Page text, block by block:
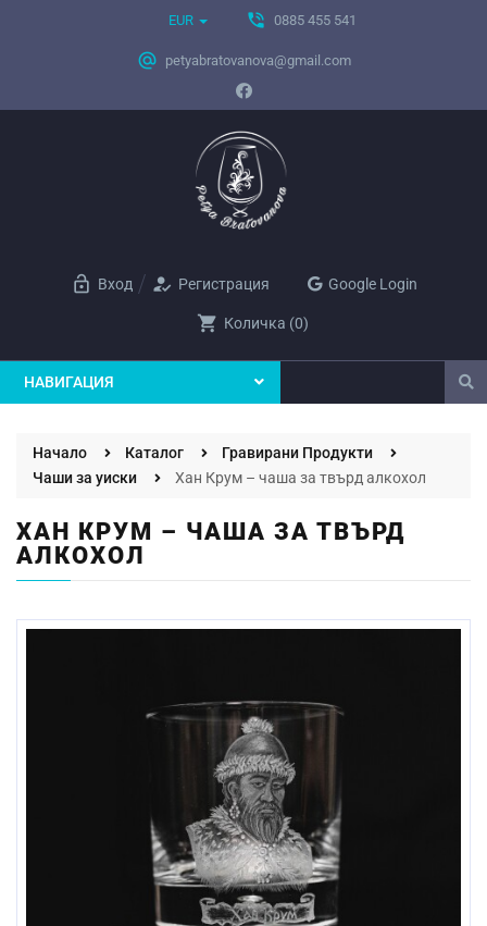
EUR phone_in_talk 0885 455 541
alternate_email petyabratovanova@gmail.com
lock_open Вход how_to_reg Регистрация Google Login
shopping_cart Количка (0)
НАВИГАЦИЯ
Начало Каталог
Гравирани Продукти
Чаши за уиски
Хан Крум – чаша за твърд алкохол
ХАН КРУМ – ЧАША ЗА ТВЪРД
АЛКОХОЛ